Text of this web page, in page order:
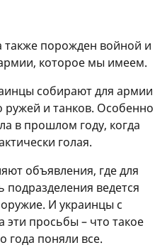
порожден войной и
которое мы имеем.
собирают для армии
ружей и танков. Особенно
в прошлом году, когда
голая.
объявления, где для
подразделения ведется
И украинцы с
эти просьбы – что такое
года поняли все.